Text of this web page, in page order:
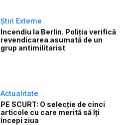
Știri Externe
Incendiu la Berlin. Poliția verifică
revendicarea asumată de un
grup antimilitarist
Actualitate
PE SCURT: O selecție de cinci
articole cu care merită să îți
începi ziua